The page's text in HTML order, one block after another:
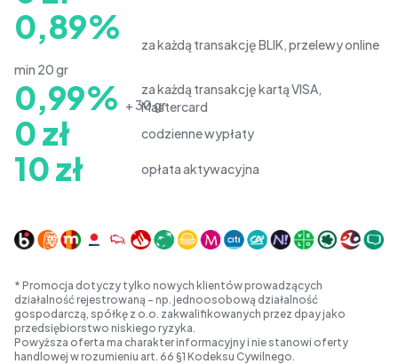
0,89%
min 20 gr
za każdą transakcję BLIK, przelewy online
0,99% + 30 gr
za każdą transakcję kartą VISA,
Mastercard
0 zł codzienne wypłaty
10 zł opłata aktywacyjna
* Promocja dotyczy tylko nowych klientów prowadzących
działalność rejestrowaną - np. jednoosobową działalność
gospodarczą, spółkę z o.o. zakwalifikowanych przez dpay jako
przedsiębiorstwo niskiego ryzyka.
Powyższa oferta ma charakter informacyjny i nie stanowi oferty
handlowej w rozumieniu art. 66 §1 Kodeksu Cywilnego.